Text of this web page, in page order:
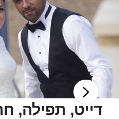
דייט, תפילה,